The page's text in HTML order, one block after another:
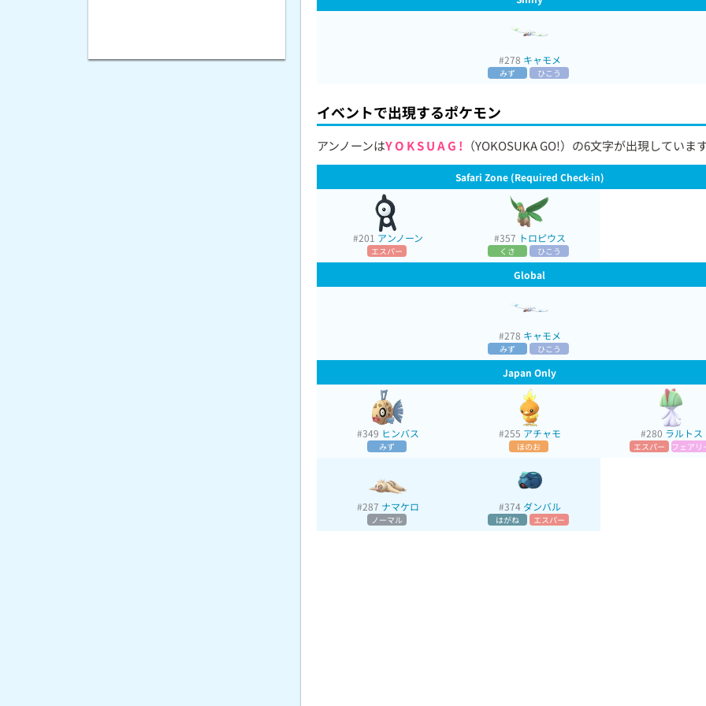
#278 キャモメ
みず ひこう
イベントで出現するポケモン
アンノーンはY O K S U A G ! （YOKOSUKA GO!）の6文字が出現していま
Safari Zone (Required Check-in)
#201 アンノーン
エスパー
#357 トロピウス
くさ ひこう
Global
#278 キャモメ
みず ひこう
Japan Only
#349 ヒンバス
みず
#255 アチャモ
ほのお
#280 ラルトス
エスパー フェアリ
#287 ナマケロ
ノーマル
#374 ダンバル
はがね エスパー